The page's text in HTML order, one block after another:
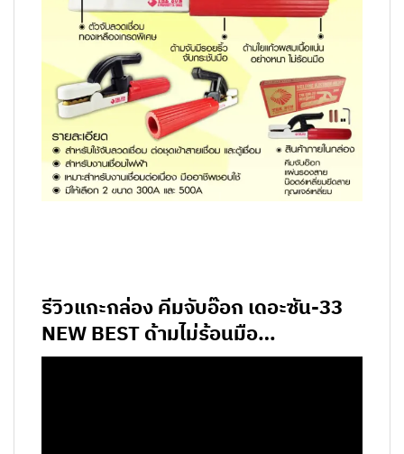
รีวิวแกะกล่อง คีมจับอ๊อก เดอะซัน-33
NEW BEST ด้ามไม่ร้อนมือ…